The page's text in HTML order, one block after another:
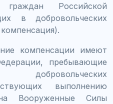
Российской
в добровольческих
компенсации имеют
пребывающие
выполнению
Вооруженные Силы